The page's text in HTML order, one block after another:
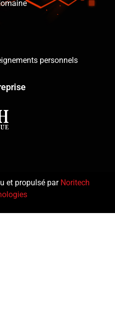
personnels
et propulsé par Noritech